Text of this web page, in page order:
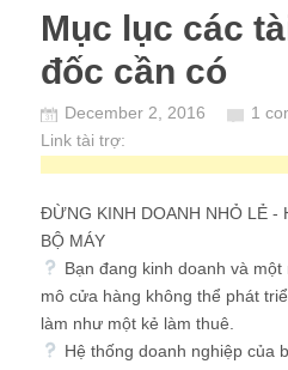
Mục lục các
đốc cần có
December 2, 2016
1
Link tài trợ:
ĐỪNG KINH DOANH NHỎ LẺ -
BỘ MÁY
Bạn đang kinh doanh và
mô cửa hàng không thể phát
làm như một kẻ làm thuê.
Hệ thống doanh nghiệp của